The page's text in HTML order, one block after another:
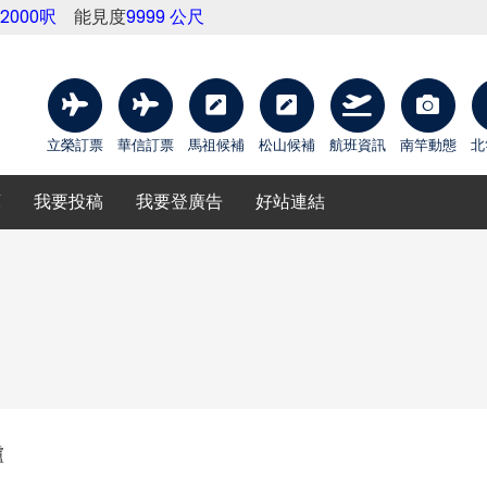
呎 能見度9999 公尺
立榮訂票 華信訂票 馬祖候補 松山候補 航班資訊 南竿動態
我要投稿 我要登廣告 好站連結